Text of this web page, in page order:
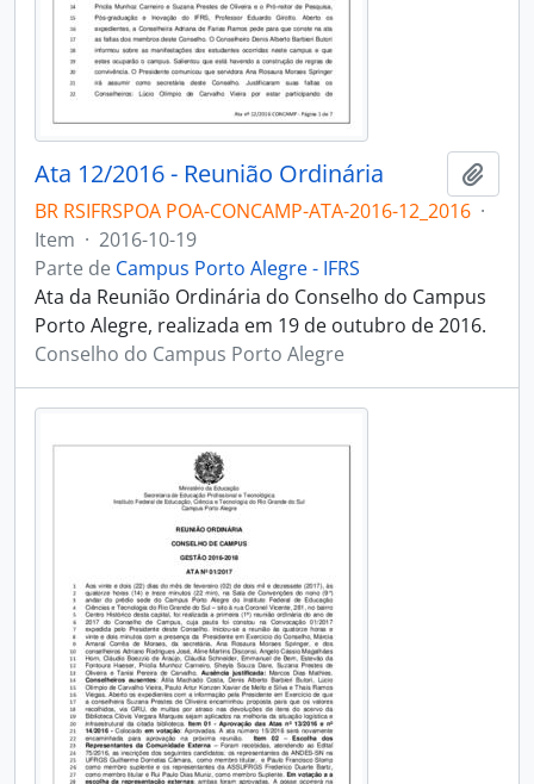
Ata 12/2016 - Reunião Ordinária
BR RSIFRSPOA POA-CONCAMP-ATA-2016-12_2016 ·
Item · 2016-10-19
Parte de Campus Porto Alegre - IFRS
Ata da Reunião Ordinária do Conselho do Campus
Porto Alegre, realizada em 19 de outubro de 2016.
Conselho do Campus Porto Alegre